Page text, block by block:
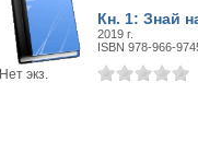
Нет экз.
Кн. 1: Знай
2019 г.
ISBN 978-966-